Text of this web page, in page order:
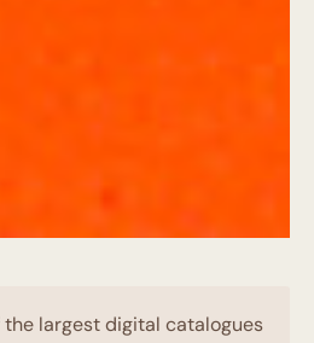
largest digital catalogues